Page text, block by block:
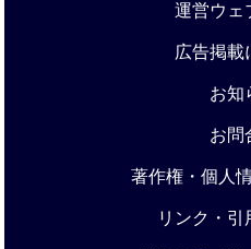
運営ウェ
広告掲載
お知
お問
著作権・個人
リンク・引